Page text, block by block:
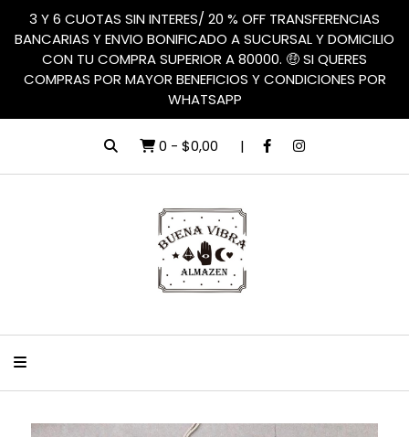
3 Y 6 CUOTAS SIN INTERES/ 20 % OFF TRANSFERENCIAS
BANCARIAS Y ENVIO BONIFICADO A SUCURSAL Y DOMICILIO
CON TU COMPRA SUPERIOR A 80000. 🤑 SI QUERES
COMPRAS POR MAYOR BENEFICIOS Y CONDICIONES POR
WHATSAPP
0 - $0,00